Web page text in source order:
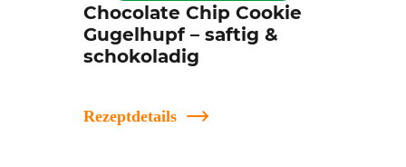
Chocolate Chip Cookie
Gugelhupf – saftig &
schokoladig
Rezeptdetails